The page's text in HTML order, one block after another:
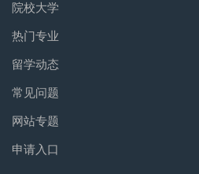
院校大学
热门专业
留学动态
常见问题
网站专题
申请入口